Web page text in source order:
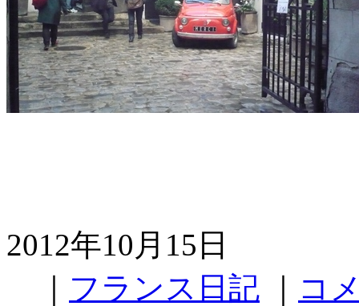
2012年10月15日
フランス日記 コ